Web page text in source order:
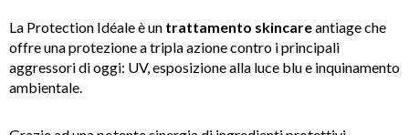
La Protection Idéaleè un trattamento skincareantiage che
offre una protezione a tripla azione contro i principali
aggressori di oggi: UV, esposizione alla luce blu e inquinamento
ambientale.